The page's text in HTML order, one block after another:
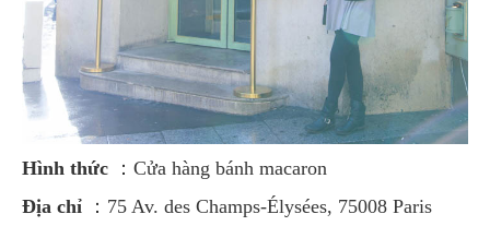
Hình thức
：Cửa hàng bánh macaron
Địa chỉ
：75 Av. des Champs-Élysées, 75008 Paris